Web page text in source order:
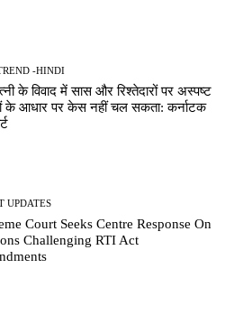
-HINDI
के विवाद में सास और रिश्तेदारों पर अस्पष्ट
के आधार पर केस नहीं चल सकता: कर्नाटक
UPDATES
Court Seeks Centre Response On
Challenging RTI Act